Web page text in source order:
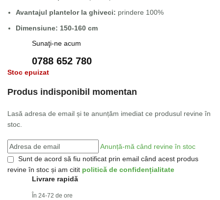
Avantajul plantelor la ghiveci: prindere 100%
Dimensiune: 150-160 cm
Sunaţi-ne acum
0788 652 780
Stoc epuizat
Produs indisponibil momentan
Lasă adresa de email și te anunțăm imediat ce produsul revine în
stoc.
Anunță-mă când revine în stoc
Sunt de acord să fiu notificat prin email când acest produs
revine în stoc și am citit politică de confidențialitate
Livrare rapidă
În 24-72 de ore